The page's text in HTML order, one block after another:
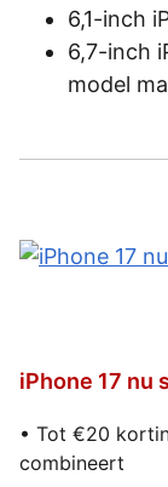
6,1-inch
6,7-inch
model
iPhone 17 nu
• Tot €20
combineert